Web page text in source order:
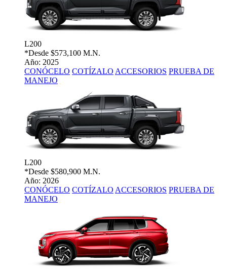
L200
*Desde $573,100 M.N.
Año: 2025
CONÓCELO COTÍZALO ACCESORIOS PRUEBA DE
MANEJO
L200
*Desde $580,900 M.N.
Año: 2026
CONÓCELO COTÍZALO ACCESORIOS PRUEBA DE
MANEJO